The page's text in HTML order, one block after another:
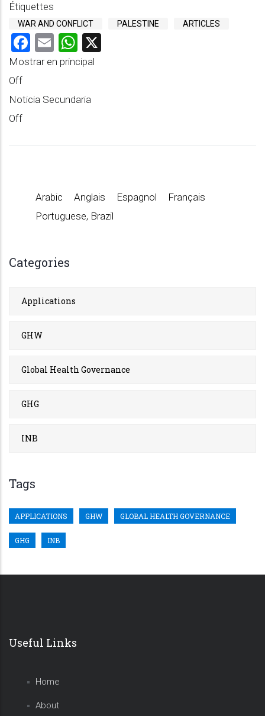
Étiquettes
WAR AND CONFLICT PALESTINE ARTICLES
Facebook
EmailWhatsApp
Mostrar en principal
Off
Noticia Secundaria
Off
Arabic Anglais Espagnol
Français
Portuguese, Brazil
Categories
Applications
GHW
Global Health Governance
GHG
INB
Tags
APPLICATIONS GHW GLOBAL HEALTH GOVERNANCE
GHG INB
Useful Links
Home
About